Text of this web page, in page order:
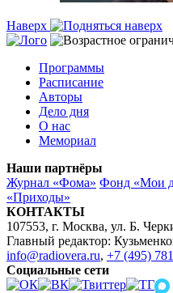
Наверх
Программы
Расписание
Авторы
Дело дня
О нас
Мемориал
Наши партнёры
Журнал «Фома» Фонд «Мои
«Приходы»
КОНТАКТЫ
107553, г. Москва, ул. Б.
Главный редактор:
info@radiovera.ru, +7 (495)
Социальные сети